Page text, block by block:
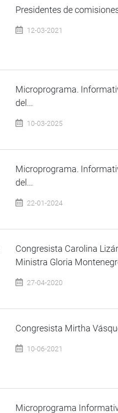
Presidentes de
12-03-2021
Microprograma.
del...
10-03-2025
Microprograma.
del...
22-01-2024
Congresista Carolina
Ministra Gloria
27-04-2020
Congresista Mirtha
10-06-2021
Microprograma